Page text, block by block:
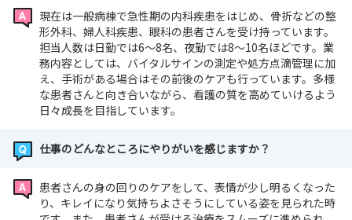
まずは病院見学会にご参加ください！
『採用試験』
2026年4月18日(土)
2026年5月16日(土）
【試験内容】
現在は一般病棟で急性期の内科疾患をはじめ、骨折などの整
形外科、婦人科疾患、眼科の患者さんを受け持っています。
担当人数は日勤では6～8名、夜勤では8～10名ほどです。業
務内容としては、バイタルサインの測定や処方点滴管理に加
え、手術がある場合はその前後のケアも行っています。多様
な患者さんと向き合いながら、看護の質を高めていけるよう
日々成長を目指しています。
仕事のどんなところにやりがいを感じますか？
患者さんの身の回りのケアをして、表情が少し明るくなった
り、キレイになり気持ちよさそうにしている姿を見られた時